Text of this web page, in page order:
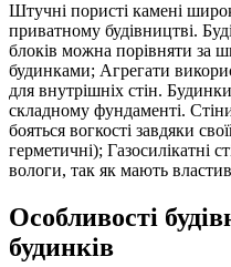
Штучні пористі камені
приватному будівництві.
блоків можна порівняти за
будинками; Агрегати
для внутрішніх стін.
складному фундаменті.
бояться вогкості завдяки
герметичні); Газосилікатні
вологи, так як мають
Особливості
будинків